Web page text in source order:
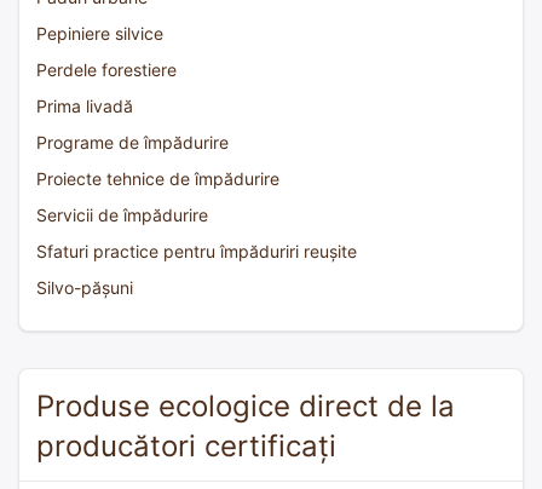
Pepiniere silvice
Perdele forestiere
Prima livadă
Programe de împădurire
Proiecte tehnice de împădurire
Servicii de împădurire
Sfaturi practice pentru împăduriri reușite
Silvo-pășuni
Produse ecologice direct de la
producători certificați